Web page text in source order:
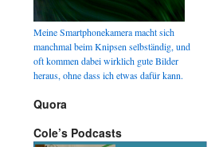
Meine Smartphonekamera macht sich
manchmal beim Knipsen selbständig, und
oft kommen dabei wirklich gute Bilder
heraus, ohne dass ich etwas dafür kann.
Quora
Cole’s Podcasts